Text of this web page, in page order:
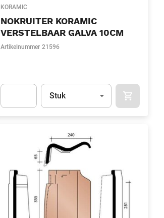
KORAMIC
NOKRUITER KORAMIC
VERSTELBAAR GALVA 10CM
Artikelnummer 21596
Eenheid
Stuk